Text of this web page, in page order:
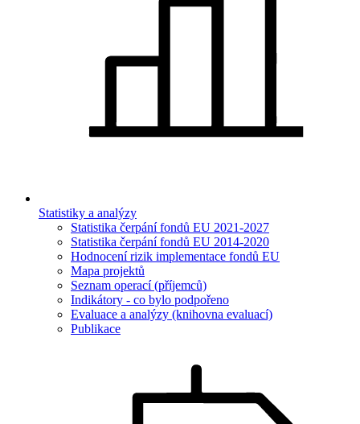
Statistiky a analýzy
Statistika čerpání fondů EU 2021-2027
Statistika čerpání fondů EU 2014-2020
Hodnocení rizik implementace fondů EU
Mapa projektů
Seznam operací (příjemců)
Indikátory - co bylo podpořeno
Evaluace a analýzy (knihovna evaluací)
Publikace